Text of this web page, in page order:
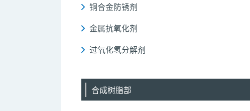
铜合金防锈剂
金属抗氧化剂
过氧化氢分解剂
合成树脂部